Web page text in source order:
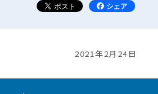
2021年2月24日